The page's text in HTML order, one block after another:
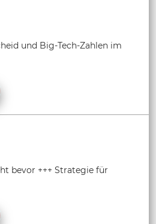
und Big-Tech-Zahlen im
bevor +++ Strategie für